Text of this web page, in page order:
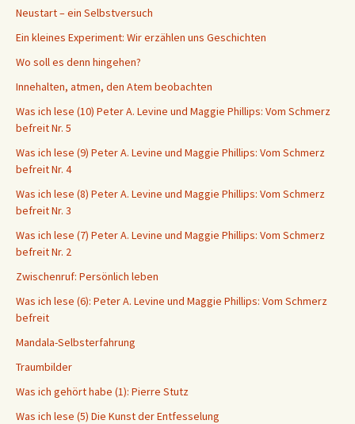
Neustart – ein Selbstversuch
Ein kleines Experiment: Wir erzählen uns Geschichten
Wo soll es denn hingehen?
Innehalten, atmen, den Atem beobachten
Was ich lese (10) Peter A. Levine und Maggie Phillips: Vom Schmerz
befreit Nr. 5
Was ich lese (9) Peter A. Levine und Maggie Phillips: Vom Schmerz
befreit Nr. 4
Was ich lese (8) Peter A. Levine und Maggie Phillips: Vom Schmerz
befreit Nr. 3
Was ich lese (7) Peter A. Levine und Maggie Phillips: Vom Schmerz
befreit Nr. 2
Zwischenruf: Persönlich leben
Was ich lese (6): Peter A. Levine und Maggie Phillips: Vom Schmerz
befreit
Mandala-Selbsterfahrung
Traumbilder
Was ich gehört habe (1): Pierre Stutz
Was ich lese (5) Die Kunst der Entfesselung